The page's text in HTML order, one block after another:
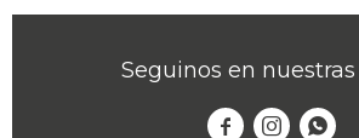
Seguinos en
  